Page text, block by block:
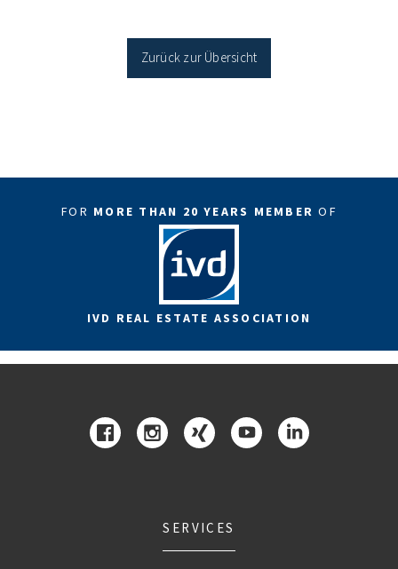
Sanierung in Einzelmaßnahmen […]
Zurück zur Übersicht
FOR MORE THAN 20 YEARS MEMBEROF
IVD REAL ESTATE ASSOCIATION
SERVICES